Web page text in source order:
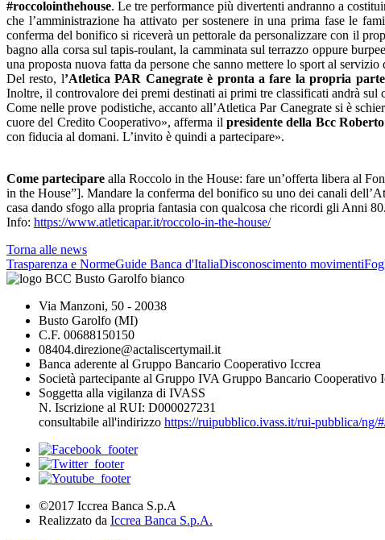
#roccolointhehouse. Le tre performance più divertenti andranno a
che l’amministrazione ha attivato per sostenere in una prima fase le
conferma del bonifico si riceverà un pettorale da personalizzare con il
bagno alla corsa sul tapis-roulant, la camminata sul terrazzo oppure
una proposta nuova fatta da persone che sanno mettere lo sport al
Del resto, l’Atletica PAR Canegrate è pronta a fare la propria
Inoltre, il controvalore dei premi destinati ai primi tre classificati andrà sul
Come nelle prove podistiche, accanto all’Atletica Par Canegrate si è
cuore del Credito Cooperativo», afferma il presidente della Bcc Roberto
con fiducia al domani. L’invito è quindi a partecipare».
Come partecipare alla Roccolo in the House: fare un’offerta libera al
in the House”]. Mandare la conferma del bonifico su uno dei canali
casa dando sfogo alla propria fantasia con qualcosa che ricordi gli Anni
Info: https://www.atleticapar.it/roccolo-in-the-house/
Torna alle news
Trasparenza e NormeGuide Banca d'ItaliaDisconoscimento movimenti
Via Manzoni, 50 - 20038
Busto Garolfo (MI)
C.F. 00688150150
08404.direzione@actaliscertymail.it
Banca aderente al Gruppo Bancario Cooperativo Iccrea
Società partecipante al Gruppo IVA Gruppo Bancario Cooperativo
Soggetta alla vigilanza di IVASS
N. Iscrizione al RUI: D000027231
consultabile all'indirizzo https://ruipubblico.ivass.it/rui-pubblica/ng/
©2017 Iccrea Banca S.p.A
Realizzato da Iccrea Banca S.p.A.